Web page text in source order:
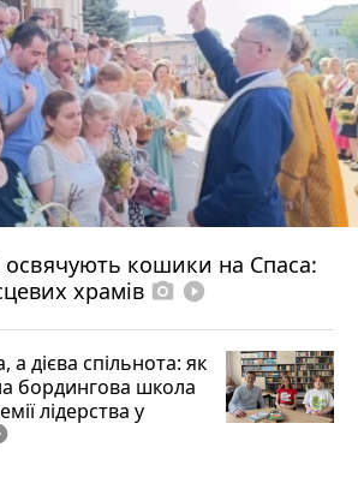
освячують кошики на Спаса:
храмів photo_camera play_circle_filled
дієва спільнота: як
бордингова школа
лідерства у